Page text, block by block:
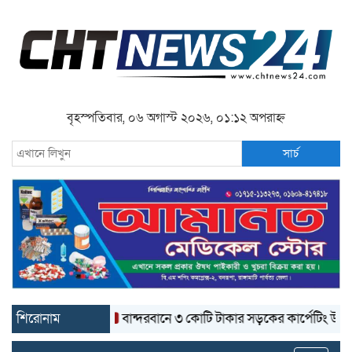
বৃহস্পতিবার, ০৬ অগাস্ট ২০২৬, ০১:১২ অপরাহ্ন
সার্চ
শিরোনাম বান্দরবানে ৩ কোটি টাকার সড়কের কার্পেটিং উঠে যাচ্ছে